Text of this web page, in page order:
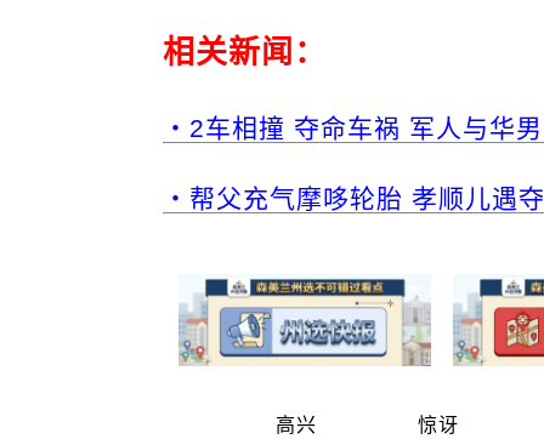
相关新闻：
・2车相撞 夺命车祸 军人与华
・帮父充气摩哆轮胎 孝顺儿遇
高兴 惊讶